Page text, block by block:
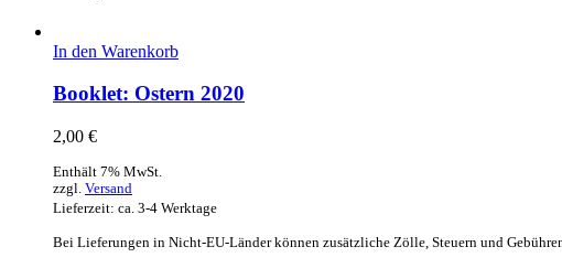
In den Warenkorb
Booklet: Ostern 2020
2,00 €
Enthält 7% MwSt.
zzgl. Versand
Lieferzeit: ca. 3-4 Werktage
Bei Lieferungen in Nicht-EU-Länder können zusätzliche Zölle, Steuern und